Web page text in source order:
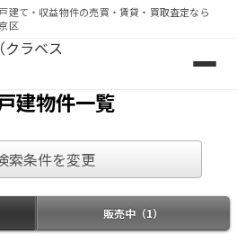
建て・収益物件の売買・賃貸・買取査定なら
区
ション・戸建て・収益物件の売
建物件一覧
索条件を変更
販売中（1）